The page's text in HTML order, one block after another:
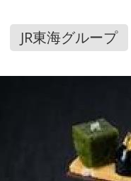
JR東海グループ